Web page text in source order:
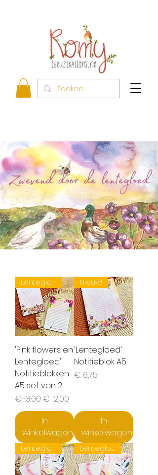
Zwevend door de lentegloed
Lentecollectie 2023
Lentegloed set!
'Pink flowers en
Lentegloed'
Notitieblokken
A5 set van 2
Normale prijs
€ 13,00Verkoopprijs
€ 12,00
In
winkelwagen
Nieuw!
'Lentegloed'
Notitieblok A5
Prijs
€ 6,75
In
winkelwagen
Lentegloed Lentegloed